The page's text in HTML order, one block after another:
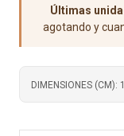
Últimas
agotando y
DIMENSIONES (CM):